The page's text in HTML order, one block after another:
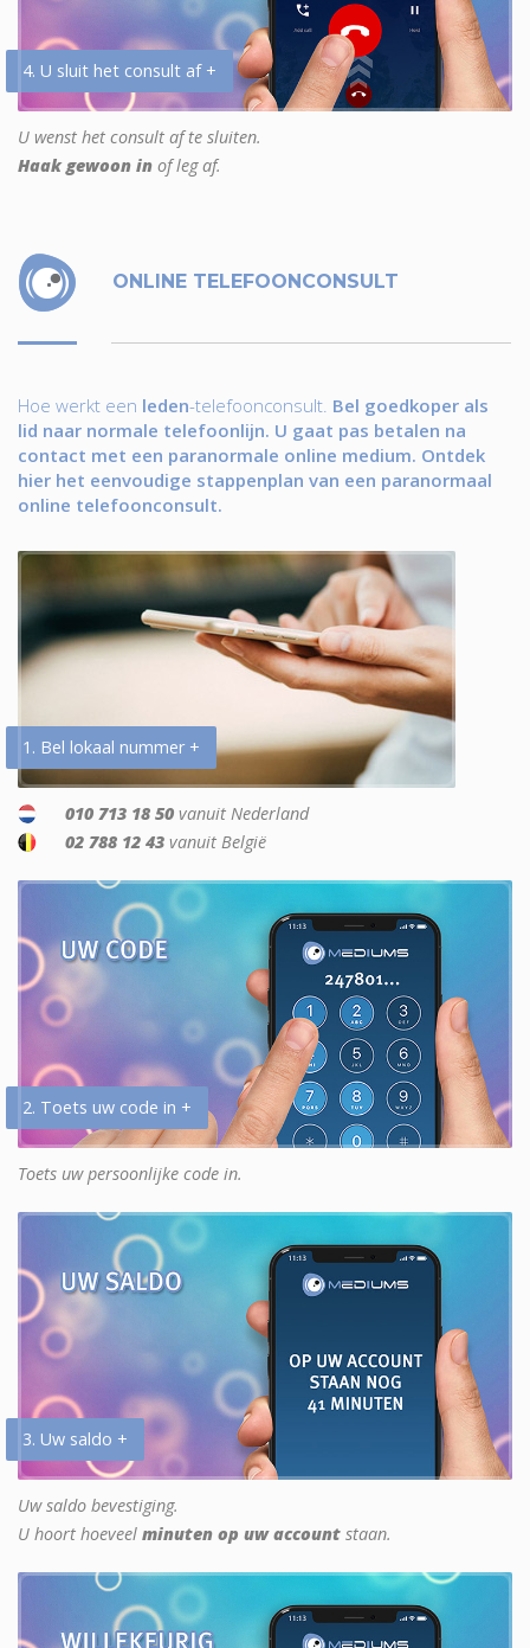
4. U sluit het consult af +
U wenst het consult af te sluiten.
Haak gewoon in of leg af.
ONLINE TELEFOONCONSULT
Hoe werkt een leden-telefoonconsult. Bel goedkoper als
lid naar normale telefoonlijn. U gaat pas betalen na
contact met een paranormale online medium. Ontdek
hier het eenvoudige stappenplan van een paranormaal
online telefoonconsult.
1. Bel lokaal nummer +
010 713 18 50 vanuit Nederland
02 788 12 43 vanuit België
2. Toets uw code in +
Toets uw persoonlijke code in.
3. Uw saldo +
Uw saldo bevestiging.
U hoort hoeveel minuten op uw account staan.